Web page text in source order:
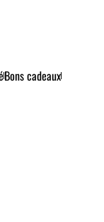
Bons cadeaux